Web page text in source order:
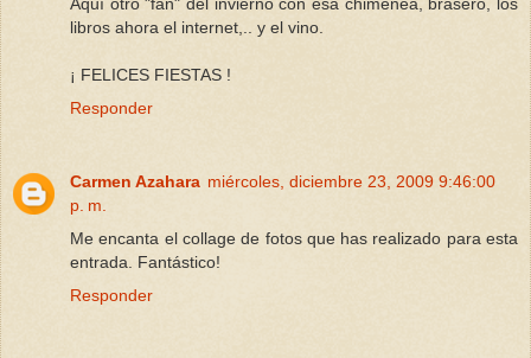
libros ahora el internet,.. y el vino.
¡ FELICES FIESTAS !
Responder
Carmen Azahara miércoles, diciembre 23, 2009 9:46:00
p. m.
Me encanta el collage de fotos que has realizado para esta
entrada. Fantástico!
Responder